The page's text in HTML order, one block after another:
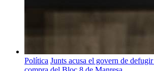
Política Junts acusa el govern de